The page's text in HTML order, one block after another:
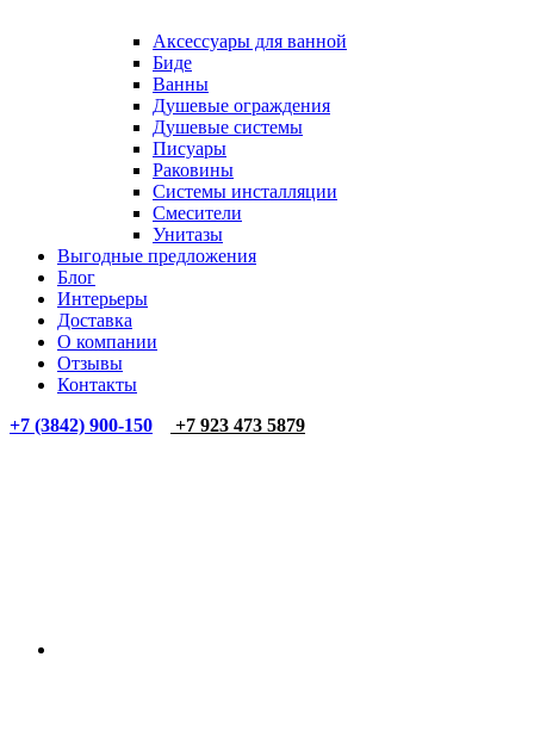
Аксессуары для ванной
Биде
Ванны
Душевые ограждения
Душевые системы
Писуары
Раковины
Системы инсталляции
Смесители
Унитазы
Выгодные предложения
Блог
Интерьеры
Доставка
О компании
Отзывы
Контакты
+7 (3842) 900-150
+7 923 473 5879